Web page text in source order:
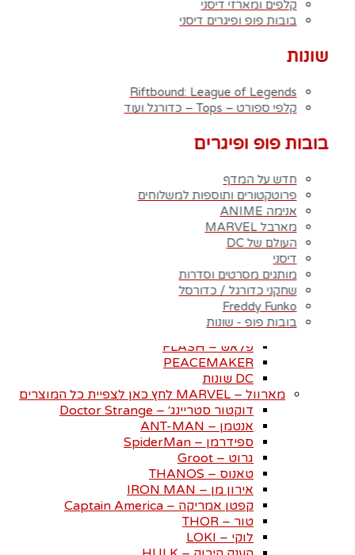
קלפים ומארזי דיסני
בובות פופ ופיגרים דיסני
שונות
Riftbound: League of Legends
קלפי ספורט – Tops – כדורגל ועוד
בובות פופ ופיגרים
חדש על המדף
פרוטקטורים ותוספות למשלוחים
אנימה ANIME
מארבל MARVEL
העולם של DC
דיסני
מותגים מסרטים וסדרות
שחקני כדורגל / כדורסל
Freddy Funko
בובות פופ - שונות
פוקימון – POKEMON
נארוטו – NARUTO
יו גי הו – Yu Gi Oh
דימון סלייר – Demon Slayer
Hunter X Hunter
JUJUTSU KAISEN
BLEACH – בליץ'
תלתן שחור – Black Clover
אנימה שונות
DC דיסי – לחץ כאן לצפייה בכל הפופים
BATMAN COMICS
BATMAN THE MOVIE
הג׳וקר – THE JOKER
הארלי קווין – Harley Quinn
סופרמן – SUPERMAN
וואנדרוומן – WONDER-WOMAN
פלאש – FLASH
PEACEMAKER
DC שונות
מארוול – MARVEL לחץ כאן לצפיית כל המוצרים
דוקטור סטריינג׳ – Doctor Strange
אנטמן – ANT-MAN
ספידרמן – SpiderMan
גרוט – Groot
טאנוס – THANOS
אירון מן – IRON MAN
קפטן אמריקה – Captain America
טור – THOR
לוקי – LOKI